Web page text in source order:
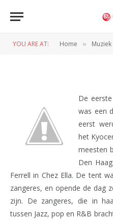
YOU ARE AT: Home » Muziek
The Hague
De
was een
eerst
het
meesten
Den
Ferrell in Chez Ella. De tent
zangeres, en opende de dag
zijn. De zangeres, die in
tussen Jazz, pop en R&B